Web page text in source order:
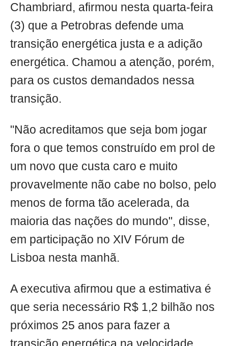
Chambriard, afirmou nesta quarta-feira
(3) que a Petrobras defende uma
transição energética justa e a adição
energética. Chamou a atenção, porém,
para os custos demandados nessa
transição.
"Não acreditamos que seja bom jogar
fora o que temos construído em prol de
um novo que custa caro e muito
provavelmente não cabe no bolso, pelo
menos de forma tão acelerada, da
maioria das nações do mundo", disse,
em participação no XIV Fórum de
Lisboa nesta manhã.
A executiva afirmou que a estimativa é
que seria necessário R$ 1,2 bilhão nos
próximos 25 anos para fazer a